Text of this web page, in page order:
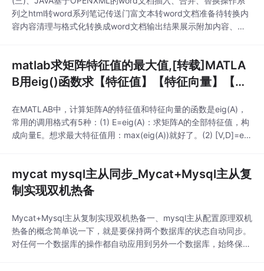
列之html转word系列笔记传送门富文本转word文档准备待转换内
容内容清理与格式化转换成word文档输出结果展示附加内容、常
(一)、JAVA基于OPENXML的word文档插入、合并、替换操作系
列之基础篇(二)、
matlab求矩阵特征值的最大值,[转载]MATLA
B用eig()函数求【特征值】【特征向量】【归
在MATLAB中，计算矩阵A的特征值和特征向量的函数是eig(A)，
常用的调用格式有5种：(1) E=eig(A)：求矩阵A的全部特征值，构
成向量E。想求最大特征值用：max(eig(A))就好了。(2) [V,D]=eig
但第2种格式中先对A作相似
mycat mysql主从同步_Mycat+Mysql主从复
制实现双机热备
Mycat+Mysql主从复制实现双机热备一、mysql主从配置原理双机
热备的概念简单说一下，就是要保持两个数据库的状态自动同步。
对任何一个数据库的操作都自动应用到另外一个数据库，始终保持